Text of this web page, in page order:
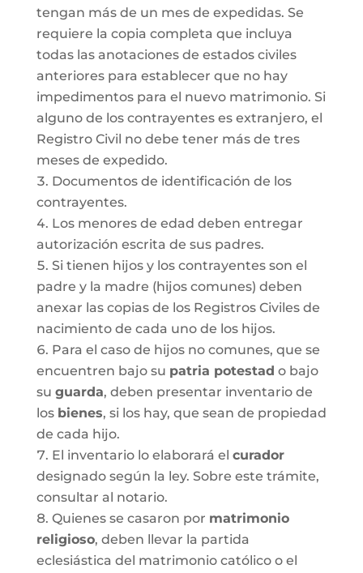
tengan más de un mes de expedidas. Se
requiere la copia completa que incluya
todas las anotaciones de estados civiles
anteriores para establecer que no hay
impedimentos para el nuevo matrimonio. Si
alguno de los contrayentes es extranjero, el
Registro Civil no debe tener más de tres
meses de expedido.
Documentos de identificación de los
contrayentes.
Los menores de edad deben entregar
autorización escrita de sus padres.
Si tienen hijos y los contrayentes son el
padre y la madre (hijos comunes) deben
anexar las copias de los Registros Civiles de
nacimiento de cada uno de los hijos.
Para el caso de hijos no comunes, que se
encuentren bajo su patria potestad o bajo
su guarda, deben presentar inventario de
los bienes, si los hay, que sean de propiedad
de cada hijo.
El inventario lo elaborará el curador
designado según la ley. Sobre este trámite,
consultar al notario.
Quienes se casaron por matrimonio
religioso, deben llevar la partida
eclesiástica del matrimonio católico o el